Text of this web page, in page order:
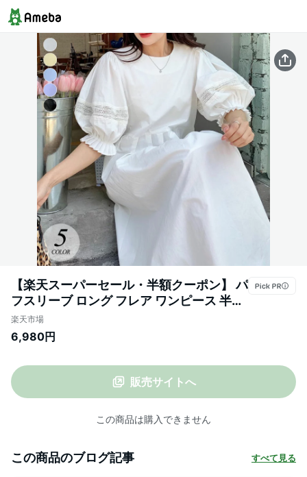
【楽天スーパーセール・半額クーポン】 パ
フスリーブ ロング フレア ワンピース 半袖
ボリューム袖 五分袖 Aライン ボリューム
袖 可愛い カジュアル きれいめ 上品 フェミ
ィース 韓国ファッション【予約販売：6月
30日に発送予定】
楽天市場
6,980円
販売サイトへ
この商品は購入できません
この商品のブログ記事 すべて見る